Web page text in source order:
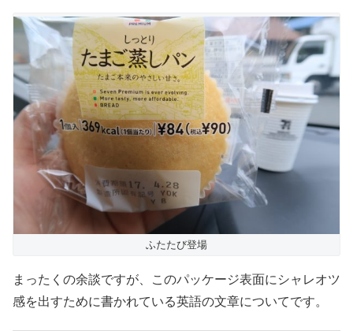
ふたたび登場
まったくの余談ですが、このパッケージ表面にシャレオツ
感を出すために書かれている英語の文章についてです。